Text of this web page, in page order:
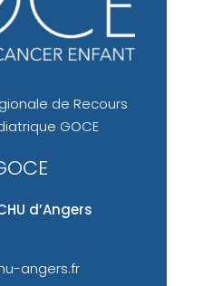
de Recours
GOCE
d’Angers
angers.fr